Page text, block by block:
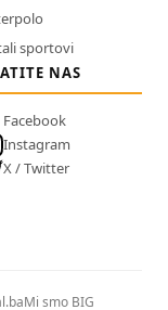
sportovi
NAS
Facebook
Instagram
X / Twitter
Mi smo BIG